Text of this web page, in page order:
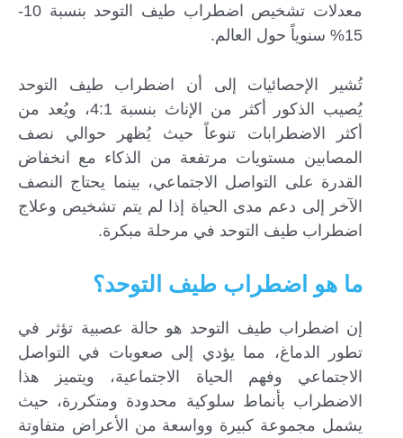
معدلات تشخيص اضطراب طيف التوحد بنسبة 10-
15% سنوياً حول العالم.
تُشير الإحصائيات إلى أن اضطراب طيف التوحد
يُصيب الذكور أكثر من الإناث بنسبة 4:1، ويُعد من
أكثر الاضطرابات تنوعاً حيث يُظهر حوالي نصف
المصابين مستويات مرتفعة من الذكاء مع انخفاض
القدرة على التواصل الاجتماعي، بينما يحتاج النصف
الآخر إلى دعم مدى الحياة إذا لم يتم تشخيص وعلاج
اضطراب طيف التوحد في مرحلة مبكرة.
ما هو اضطراب طيف التوحد؟
إن اضطراب طيف التوحد هو حالة عصبية تؤثر في
تطور الدماغ، مما يؤدي إلى صعوبات في التواصل
الاجتماعي وفهم الحياة الاجتماعية، ويتميز هذا
الاضطراب بأنماط سلوكية محدودة ومتكررة، حيث
يشمل مجموعة كبيرة وواسعة من الأعراض متفاوتة